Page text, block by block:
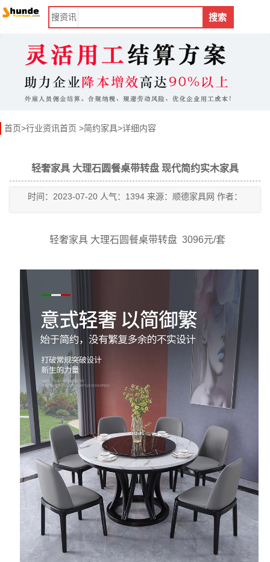
搜资讯 搜索
首页>行业资讯首页 >简约家具>详细内容
轻奢家具 大理石圆餐桌带转盘 现代简约实木家具
时间：2023-07-20 人气：1394 来源：顺德家具网 作者：
轻奢家具 大理石圆餐桌带转盘 3096元/套